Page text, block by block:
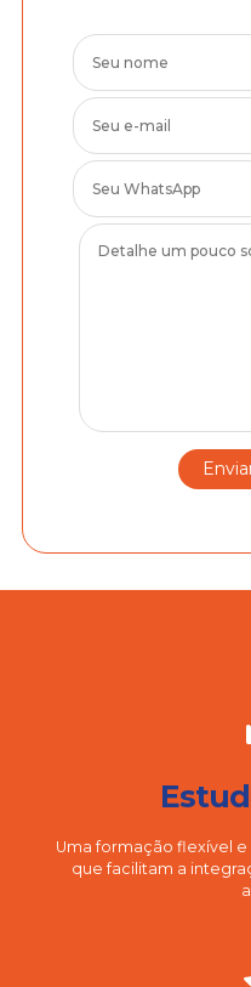
Uma formação flexível
que facilitam a